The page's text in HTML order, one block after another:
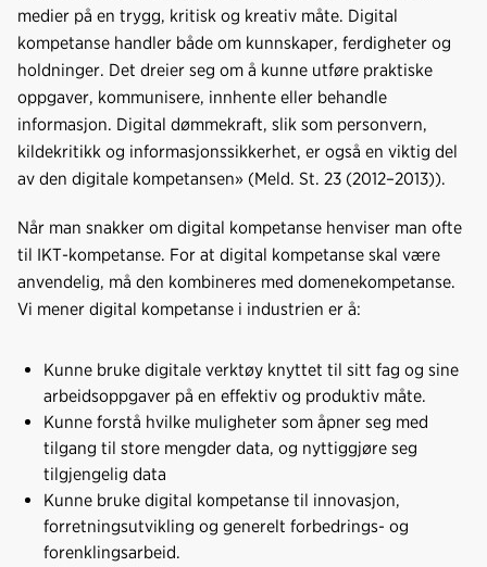
medier på en trygg, kritisk og kreativ måte. Digital
kompetanse handler både om kunnskaper, ferdigheter og
holdninger. Det dreier seg om å kunne utføre praktiske
oppgaver, kommunisere, innhente eller behandle
informasjon. Digital dømmekraft, slik som personvern,
kildekritikk og informasjonssikkerhet, er også en viktig del
av den digitale kompetansen» (Meld. St. 23 (2012–2013)).
Når man snakker om digital kompetanse henviser man ofte
til IKT-kompetanse. For at digital kompetanse skal være
anvendelig, må den kombineres med domenekompetanse.
Vi mener digital kompetanse i industrien er å:
Kunne bruke digitale verktøy knyttet til sitt fag og sine
arbeidsoppgaver på en effektiv og produktiv måte.
Kunne forstå hvilke muligheter som åpner seg med
tilgang til store mengder data, og nyttiggjøre seg
tilgjengelig data
Kunne bruke digital kompetanse til innovasjon,
forretningsutvikling og generelt forbedrings- og
forenklingsarbeid.